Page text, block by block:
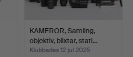
KAMEROR, Samling,
objektiv, blixtar, stati…
Klubbades 12 jul 2025